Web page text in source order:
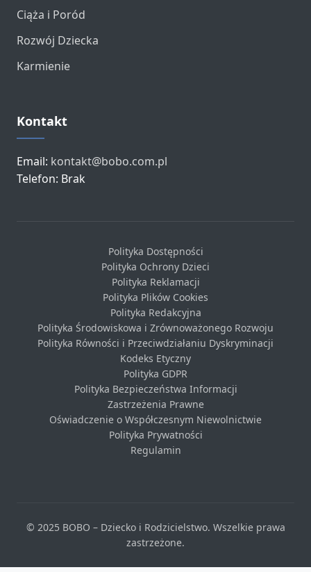
Ciąża i Poród
Rozwój Dziecka
Karmienie
Kontakt
Email: kontakt@bobo.com.pl
Telefon: Brak
Polityka Dostępności
Polityka Ochrony Dzieci
Polityka Reklamacji
Polityka Plików Cookies
Polityka Redakcyjna
Polityka Środowiskowa i Zrównoważonego Rozwoju
Polityka Równości i Przeciwdziałaniu Dyskryminacji
Kodeks Etyczny
Polityka GDPR
Polityka Bezpieczeństwa Informacji
Zastrzeżenia Prawne
Oświadczenie o Współczesnym Niewolnictwie
Polityka Prywatności
Regulamin
© 2025 BOBO – Dziecko i Rodzicielstwo. Wszelkie prawa
zastrzeżone.